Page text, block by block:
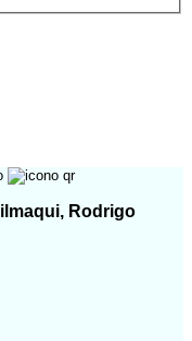
Rodrigo